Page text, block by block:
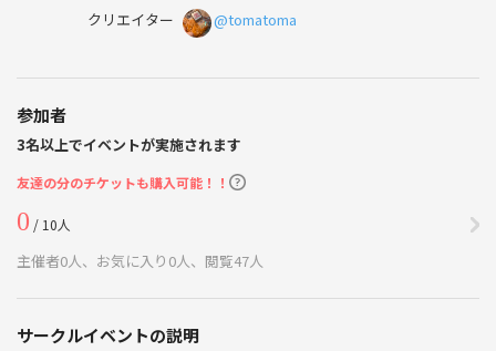
クリエイター
@tomatoma
参加者
3名以上でイベントが実施されます
友達の分のチケットも購入可能！！
0 / 10人
主催者0人、お気に入り0人、閲覧47人
サークルイベントの説明